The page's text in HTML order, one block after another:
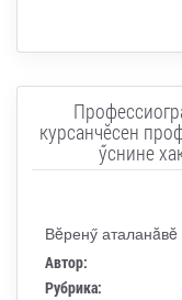
курсанчĕсен
ӳснине
Вĕренӳ
Автор:
Рубрика: